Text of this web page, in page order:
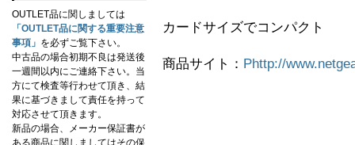
カードサイズでコンパクト
商品サイト： Phttp://
OUTLET品に関しましては
「OUTLET品に関する重要注意
事項」 を必ずご覧下さい。
中古品の場合初期不良は発送後
一週間以内にご連絡下さい。当
方にて検査等行わせて頂き、結
果に基づきまして責任を持って
対応させて頂きます。
新品の場合、メーカー保証書が